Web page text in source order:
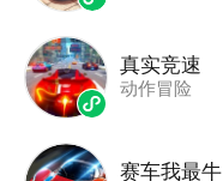
真实竞速
动作冒险
赛车我最牛